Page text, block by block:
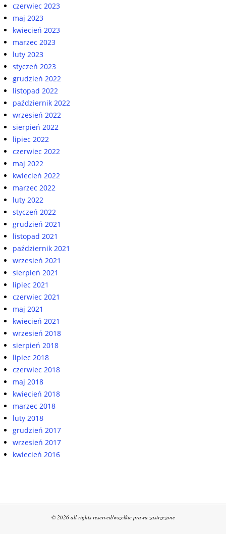
czerwiec 2023
maj 2023
kwiecień 2023
marzec 2023
luty 2023
styczeń 2023
grudzień 2022
listopad 2022
październik 2022
wrzesień 2022
sierpień 2022
lipiec 2022
czerwiec 2022
maj 2022
kwiecień 2022
marzec 2022
luty 2022
styczeń 2022
grudzień 2021
listopad 2021
październik 2021
wrzesień 2021
sierpień 2021
lipiec 2021
czerwiec 2021
maj 2021
kwiecień 2021
wrzesień 2018
sierpień 2018
lipiec 2018
czerwiec 2018
maj 2018
kwiecień 2018
marzec 2018
luty 2018
grudzień 2017
wrzesień 2017
kwiecień 2016
© 2026 all rights reserved/wszelkie prawa zastrzeżone